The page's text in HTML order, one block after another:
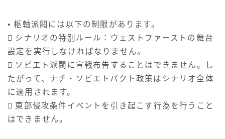
• 枢軸派閥には以下の制限があります。
 シナリオの特別ルール：ウェストファーストの舞台
設定を実行しなければなりません。
 ソビエト派閥に宣戦布告することはできません。し
たがって、ナチ・ソビエトパクト政策はシナリオ全体
に適用されます。
 東部侵攻条件イベントを引き起こす行為を行うこと
はできません。